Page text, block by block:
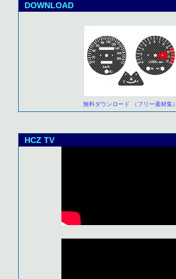
DOWNLOAD
無料ダウンロード （フリー素材集）
HCZ TV